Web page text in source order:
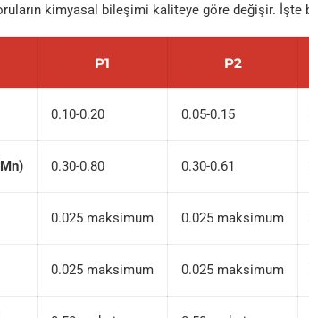
kimyasal bileşimi kaliteye göre değişir.
P1 P2
0.10-0.20 0.05-0.15
0.30-0.80 0.30-0.61
0.025 maksimum 0.025 maksimum
0.025 maksimum 0.025 maksimum